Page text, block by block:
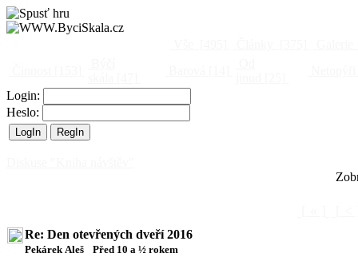
Login:
Heslo:
Re: Den otevřených dveří 2016
Pekárek Aleš Před 10 a ½ rokem